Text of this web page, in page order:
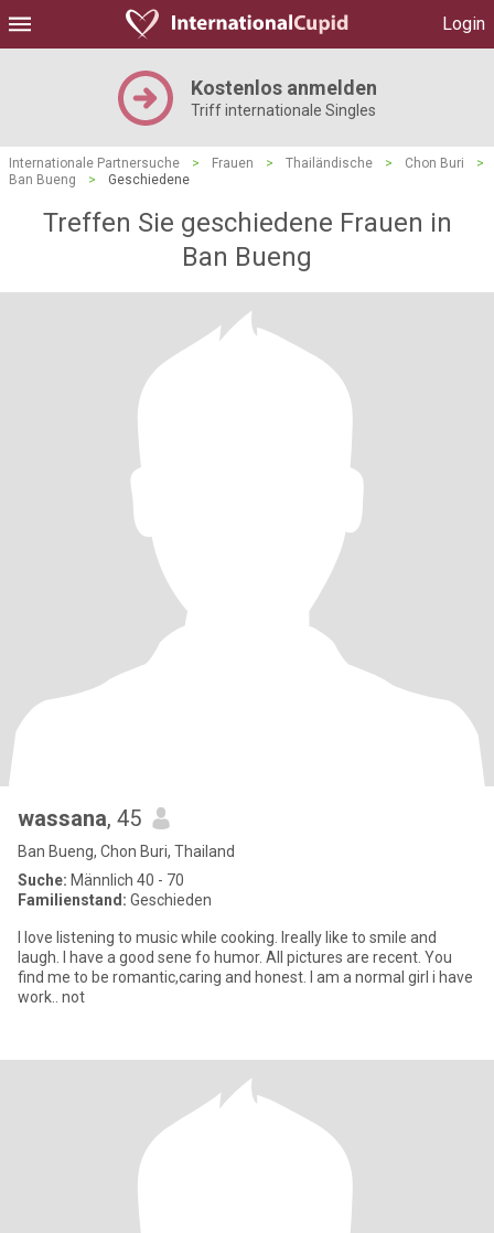
Login
Kostenlos anmelden
Triff internationale Singles
Internationale Partnersuche > Frauen > Thailändische > Chon Buri
>
Ban Bueng
> Geschiedene
Treffen Sie geschiedene Frauen in
Ban Bueng
wassana, 45
Ban Bueng, Chon Buri, Thailand
Suche: Männlich 40 - 70
Familienstand: Geschieden
l love listening to music while cooking. lreally like to smile and
laugh. l have a good sene fo humor. All pictures are recent. You
find me to be romantic,caring and honest. l am a normal girl i have
work.. not